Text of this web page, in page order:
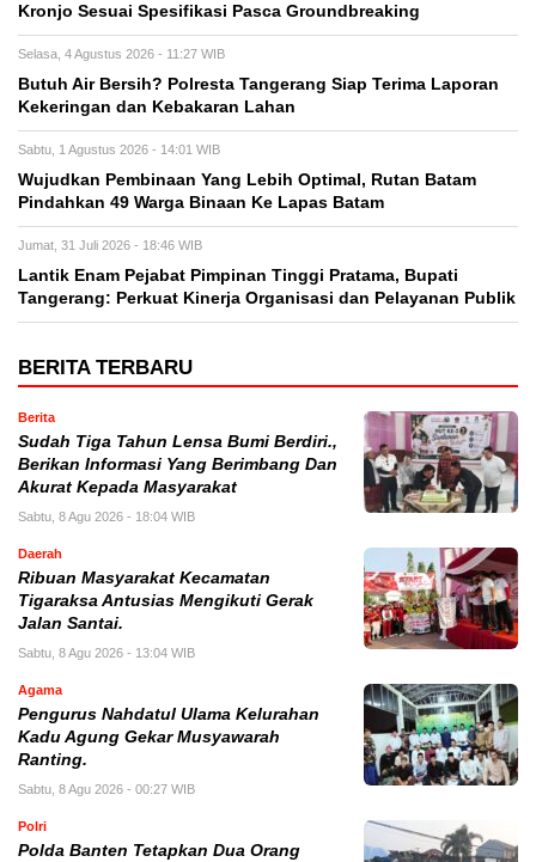
Kronjo Sesuai Spesifikasi Pasca Groundbreaking
Selasa, 4 Agustus 2026 - 11:27 WIB
Butuh Air Bersih? Polresta Tangerang Siap Terima Laporan
Kekeringan dan Kebakaran Lahan
Sabtu, 1 Agustus 2026 - 14:01 WIB
Wujudkan Pembinaan Yang Lebih Optimal, Rutan Batam
Pindahkan 49 Warga Binaan Ke Lapas Batam
Jumat, 31 Juli 2026 - 18:46 WIB
Lantik Enam Pejabat Pimpinan Tinggi Pratama, Bupati
Tangerang: Perkuat Kinerja Organisasi dan Pelayanan Publik
BERITA TERBARU
Berita
Sudah Tiga Tahun Lensa Bumi Berdiri.,
Berikan Informasi Yang Berimbang Dan
Akurat Kepada Masyarakat
Sabtu, 8 Agu 2026 - 18:04 WIB
Daerah
Ribuan Masyarakat Kecamatan
Tigaraksa Antusias Mengikuti Gerak
Jalan Santai.
Sabtu, 8 Agu 2026 - 13:04 WIB
Agama
Pengurus Nahdatul Ulama Kelurahan
Kadu Agung Gekar Musyawarah
Ranting.
Sabtu, 8 Agu 2026 - 00:27 WIB
Polri
Polda Banten Tetapkan Dua Orang